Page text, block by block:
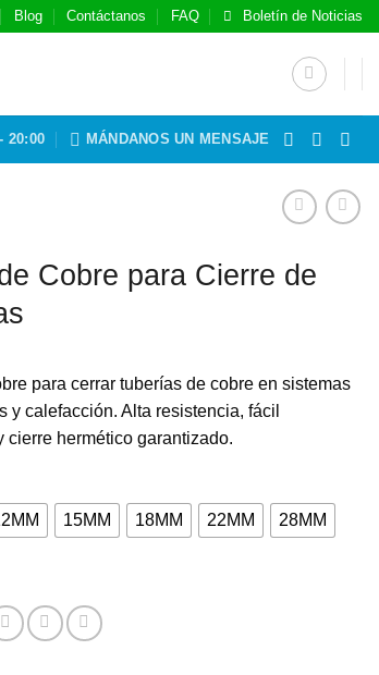
Blog Contáctanos FAQ Boletín de Noticias
20:00 MÁNDANOS UN MENSAJE
Cobre para Cierre de
para cerrar tuberías de cobre en sistemas
y calefacción. Alta resistencia, fácil
cierre hermético garantizado.
15MM 18MM 22MM 28MM